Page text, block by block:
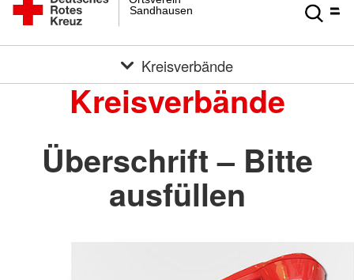
Sandhausen
Kreisverbände
Kreisverbände
Überschrift – Bitte
ausfüllen